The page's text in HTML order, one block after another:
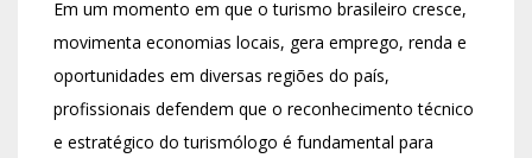
Em um momento em que o turismo brasileiro cresce,
movimenta economias locais, gera emprego, renda e
oportunidades em diversas regiões do país,
profissionais defendem que o reconhecimento técnico
e estratégico do turismólogo é fundamental para